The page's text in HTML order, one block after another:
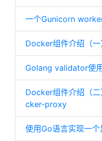
一个Gunicorn
Docker组件介绍（
Golang validator使
Docker组件介绍（
cker-proxy
使用Go语言实现一